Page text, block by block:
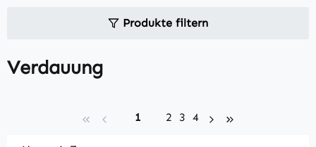
Produkte filtern
Verdauung
Seite
1 Seite
2 Seite
3 Seite
4